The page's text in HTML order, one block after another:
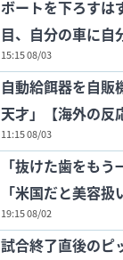
ボートを下ろすは
目、自分の車に自
15:15 08/03
自動給餌器を自販
天才」【海外の反
11:15 08/03
「抜けた歯をも
「米国だと美容
19:15 08/02
試合終了直後のピ